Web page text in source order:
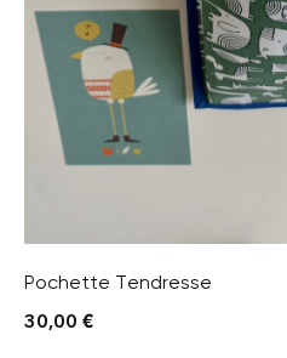
Pochette Tendresse
30,00 €